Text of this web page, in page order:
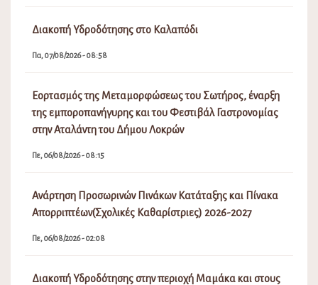
Διακοπή Υδροδότησης στο Καλαπόδι
Πα, 07/08/2026 - 08:58
Εορτασμός της Μεταμορφώσεως του Σωτήρος, έναρξη
της εμποροπανήγυρης και του Φεστιβάλ Γαστρονομίας
στην Αταλάντη του Δήμου Λοκρών
Πε, 06/08/2026 - 08:15
Ανάρτηση Προσωρινών Πινάκων Κατάταξης και Πίνακα
Απορριπτέων(Σχολικές Καθαρίστριες) 2026-2027
Πε, 06/08/2026 - 02:08
Διακοπή Υδροδότησης στην περιοχή Μαμάκα και στους